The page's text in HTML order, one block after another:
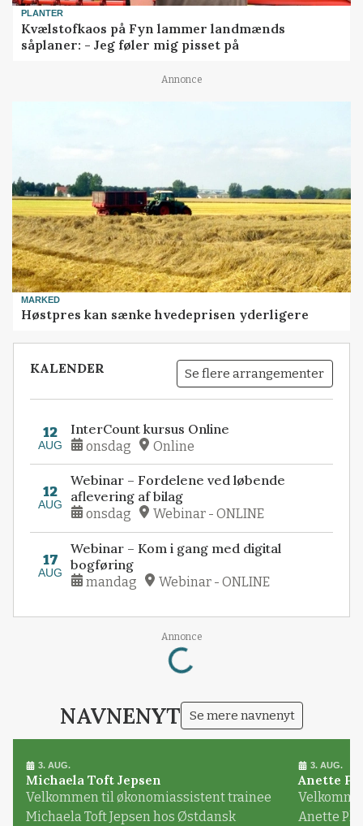
PLANTER
Kvælstofkaos på Fyn lammer landmænds
såplaner: - Jeg føler mig pisset på
Annonce
MARKED
Høstpres kan sænke hvedeprisen yderligere
KALENDER Se flere arrangementer
12
AUG
InterCount kursus Online
onsdag Online
12
AUG
Webinar – Fordelene ved løbende
aflevering af bilag
onsdag Webinar - ONLINE
17
AUG
Webinar – Kom i gang med digital
bogføring
mandag Webinar - ONLINE
Annonce
Loading...
NAVNENYT Se mere navnenyt
3. AUG.
Michaela Toft Jepsen
Velkommen til økonomiassistent trainee
Michaela Toft Jepsen hos Østdansk
3. AUG.
Anette
Anette